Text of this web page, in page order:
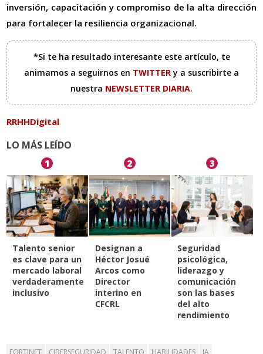
inversión, capacitación y compromiso de la alta dirección
para fortalecer la resiliencia organizacional.
*Si te ha resultado interesante este artículo, te
animamos a seguirnos en TWITTERy a suscribirte a
nuestra NEWSLETTER DIARIA.
RRHHDigital
LO MÁS LEÍDO
1
Talento senior
es clave para un
mercado laboral
verdaderamente
inclusivo
2
Designan a
Héctor Josué
Arcos como
Director
interino en
CFCRL
3
Seguridad
psicológica,
liderazgo y
comunicación
son las bases
del alto
rendimiento
FORTINET CIBERSEGURIDAD TALENTO HABILIDADES IA